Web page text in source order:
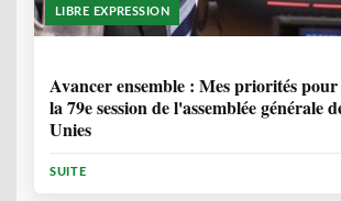
LIBRE EXPRESSION
Avancer ensemble : Mes priorités
la 79e session de l'assemblée générale
Unies
SUITE